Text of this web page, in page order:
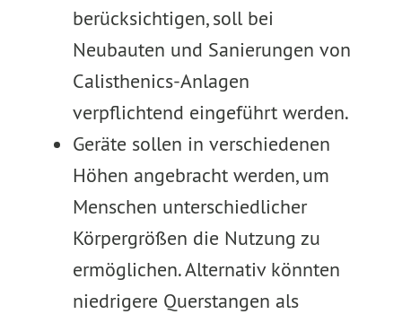
berücksichtigen, soll bei
Neubauten und Sanierungen von
Calisthenics-Anlagen
verpflichtend eingeführt werden.
Geräte sollen in verschiedenen
Höhen angebracht werden, um
Menschen unterschiedlicher
Körpergrößen die Nutzung zu
ermöglichen. Alternativ könnten
niedrigere Querstangen als